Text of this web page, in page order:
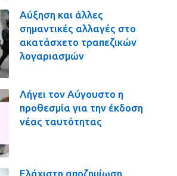
Αύξηση και άλλες
σημαντικές αλλαγές στο
ακατάσχετο τραπεζικών
λογαριασμών
Λήγει τον Αύγουστο η
προθεσμία για την έκδοση
νέας ταυτότητας
Ελάχιστη αποζημίωση